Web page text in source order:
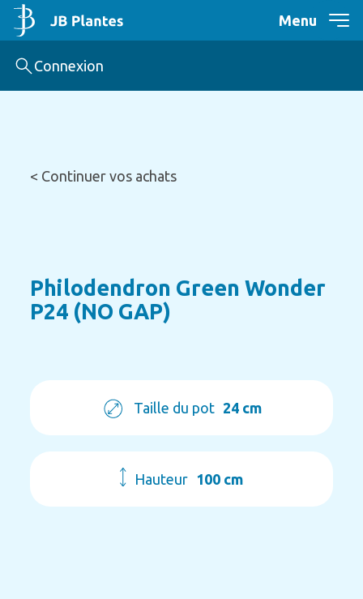
Menu
Connexion
< Continuer vos achats
Philodendron Green Wonder
P24 (NO GAP)
Taille du pot 24 cm
Hauteur 100 cm